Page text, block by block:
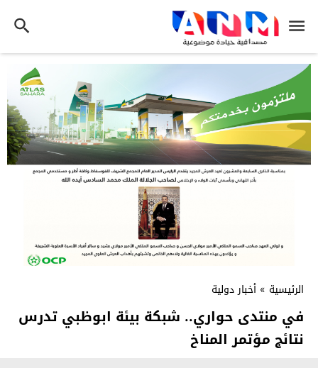
الرئيسية » أخبار دولية
في منتدى حواري.. شبكة بيئة ابوظبي تدرس
نتائج مؤتمر المناخ